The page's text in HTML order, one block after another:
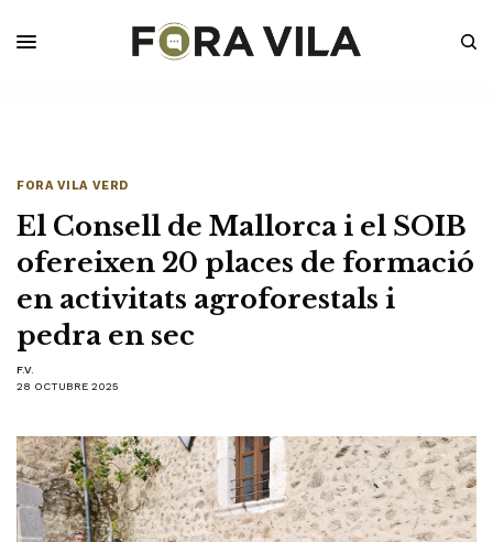
FORA VILA VERD
El Consell de Mallorca i el SOIB
ofereixen 20 places de formació
en activitats agroforestals i
pedra en sec
F.V.
28 OCTUBRE 2025